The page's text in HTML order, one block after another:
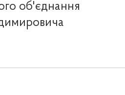
об'єднання